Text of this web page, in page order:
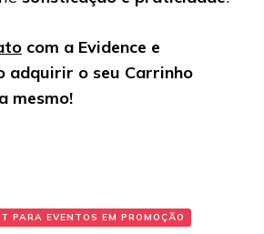
com a Evidence e
adquirir o seu Carrinho
mesmo!
PARA EVENTOS EM PROMOÇÃO